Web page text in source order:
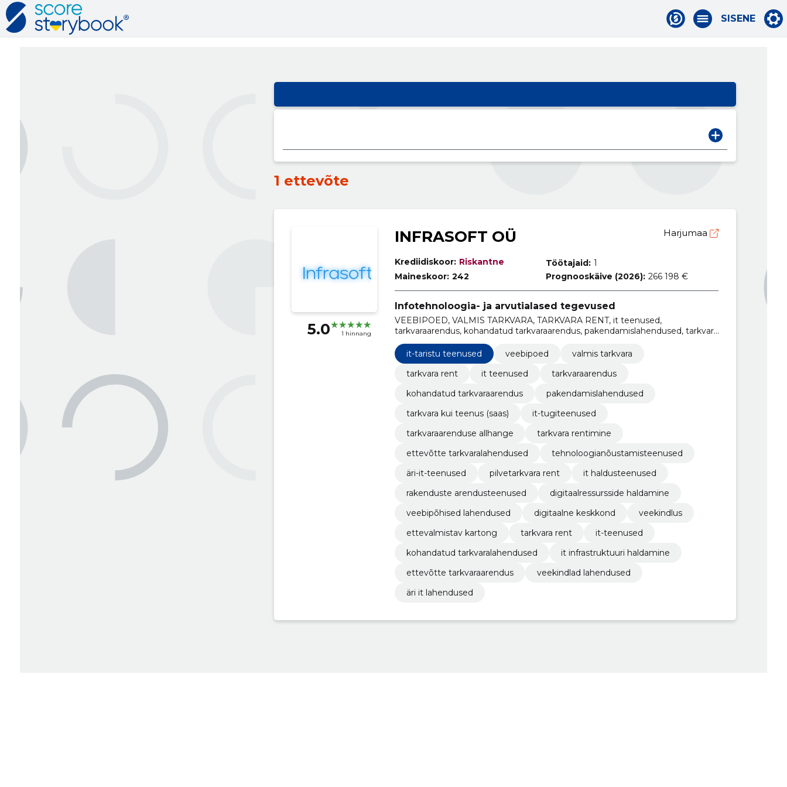
SISENE
1 ettevõte
5.0 1 hinnang
INFRASOFT OÜ Harjumaa
Krediidiskoor: Riskantne
Maineskoor: 242
Töötajaid: 1
Prognooskäive (2026): 266 198 €
Infotehnoloogia- ja arvutialased tegevused
VEEBIPOED, VALMIS TARKVARA, TARKVARA RENT, it teenused,
tarkvaraarendus, kohandatud tarkvaraarendus, pakendamislahendused, tarkvara
kui teenus (SaaS), IT-tugiteenused, tarkvaraarenduse allhange
it-taristu teenused
veebipoed
valmis tarkvara
tarkvara rent
it teenused
tarkvaraarendus
kohandatud tarkvaraarendus
pakendamislahendused
tarkvara kui teenus (saas)
it-tugiteenused
tarkvaraarenduse allhange
tarkvara rentimine
ettevõtte tarkvaralahendused
tehnoloogianõustamisteenused
äri-it-teenused
pilvetarkvara rent
it haldusteenused
rakenduste arendusteenused
digitaalressursside haldamine
veebipõhised lahendused
digitaalne keskkond
veekindlus
ettevalmistav kartong
tarkvara rent
it-teenused
kohandatud tarkvaralahendused
it infrastruktuuri haldamine
ettevõtte tarkvaraarendus
veekindlad lahendused
äri it lahendused